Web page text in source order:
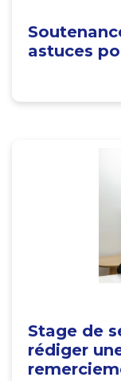
astuces
Stage de
rédiger